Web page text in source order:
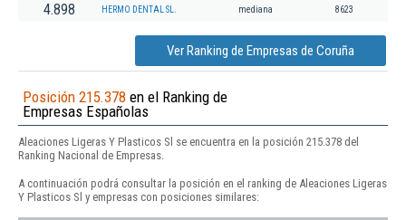
4.898 HERMO DENTAL SL. mediana 8623
Ver Ranking de Empresas de Coruña
Posición 215.378 en el Ranking de
Empresas Españolas
Aleaciones Ligeras Y Plasticos Sl se encuentra en la posición 215.378 del
Ranking Nacional de Empresas.
A continuación podrá consultar la posición en el ranking de Aleaciones Ligeras
Y Plasticos Sl y empresas con posiciones similares: